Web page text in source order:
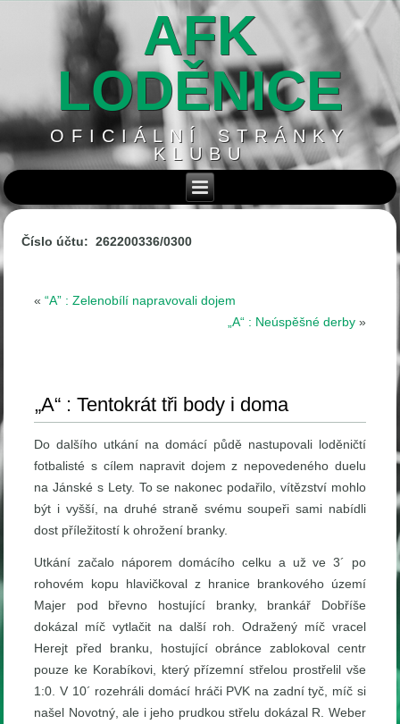
AFK
LODĚNICE
OFICIÁLNÍ STRÁNKY
KLUBU
Číslo účtu: 262200336/0300
«“A” : Zelenobílí napravovali dojem
„A“ : Neúspěšné derby»
„A“ : Tentokrát tři body i doma
Do dalšího utkání na domácí půdě nastupovali loděničtí
fotbalisté s cílem napravit dojem z nepovedeného duelu
na Jánské s Lety. To se nakonec podařilo, vítězství mohlo
být i vyšší, na druhé straně svému soupeři sami nabídli
dost příležitostí k ohrožení branky.
Utkání začalo náporem domácího celku a už ve 3´ po
rohovém kopu hlavičkoval z hranice brankového území
Majer pod břevno hostující branky, brankář Dobříše
dokázal míč vytlačit na další roh. Odražený míč vracel
Herejt před branku, hostující obránce zablokoval centr
pouze ke Korabíkovi, který přízemní střelou prostřelil vše
1:0. V 10´ rozehráli domácí hráči PVK na zadní tyč, míč si
našel Novotný, ale i jeho prudkou střelu dokázal R. Weber